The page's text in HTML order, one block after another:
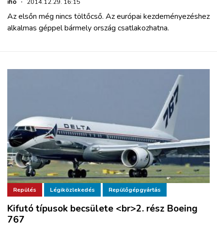
iho · 2014.12.29. 16:15
Az elsőn még nincs töltőcső. Az európai kezdeményezéshez
alkalmas géppel bármely ország csatlakozhatna.
Repülés Légiközlekedés Repülőgépgyártás
Kifutó típusok becsülete <br>2. rész Boeing
767